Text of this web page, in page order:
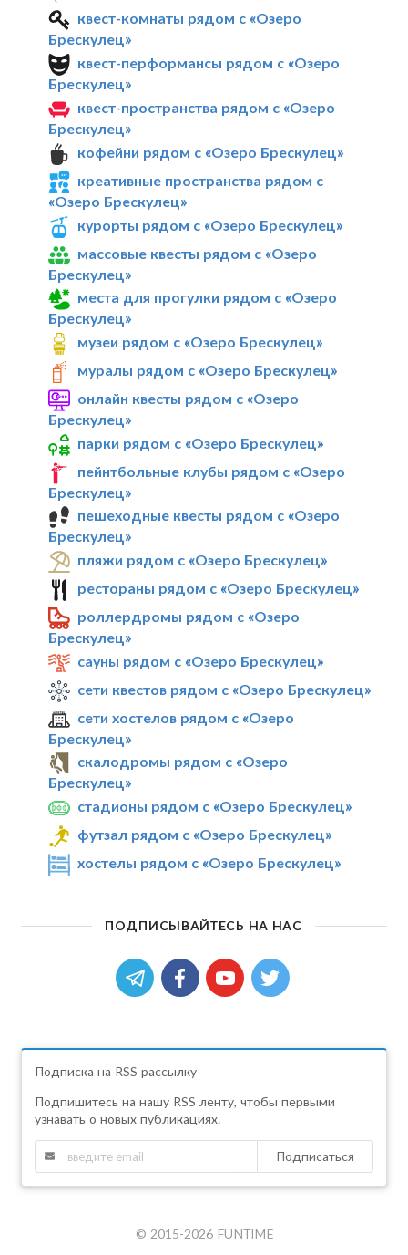
квест-комнаты рядом с «Озеро
Брескулец»
квест-перформансы рядом с «Озеро
Брескулец»
квест-пространства рядом с «Озеро
Брескулец»
кофейни рядом с «Озеро Брескулец»
креативные пространства рядом с
«Озеро Брескулец»
курорты рядом с «Озеро Брескулец»
массовые квесты рядом с «Озеро
Брескулец»
места для прогулки рядом с «Озеро
Брескулец»
музеи рядом с «Озеро Брескулец»
муралы рядом с «Озеро Брескулец»
онлайн квесты рядом с «Озеро
Брескулец»
парки рядом с «Озеро Брескулец»
пейнтбольные клубы рядом с «Озеро
Брескулец»
пешеходные квесты рядом с «Озеро
Брескулец»
пляжи рядом с «Озеро Брескулец»
рестораны рядом с «Озеро Брескулец»
роллердромы рядом с «Озеро
Брескулец»
сауны рядом с «Озеро Брескулец»
сети квестов рядом с «Озеро Брескулец»
сети хостелов рядом с «Озеро
Брескулец»
скалодромы рядом с «Озеро
Брескулец»
стадионы рядом с «Озеро Брескулец»
футзал рядом с «Озеро Брескулец»
хостелы рядом с «Озеро Брескулец»
ПОДПИСЫВАЙТЕСЬ НА НАС
Подписка на RSS рассылку
Подпишитесь на нашу RSS ленту, чтобы первыми
узнавать о новых публикациях.
Подписаться
© 2015-2026 FUNTIME